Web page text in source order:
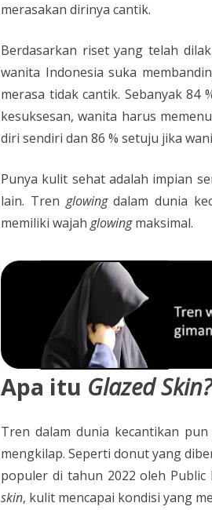
merasakan dirinya cantik.
Berdasarkan riset yang telah
wanita Indonesia suka
merasa tidak cantik. Sebanyak
kesuksesan, wanita harus
diri sendiri dan 86 % setuju jika
Punya kulit sehat adalah impian
lain. Tren glowingdalam dunia
memiliki wajah glowingmaksimal.
Apa itu Glazed Skin?
Tren dalam dunia kecantikan
mengkilap. Seperti donut yang
populer di tahun 2022 oleh
skin, kulit mencapai kondisi yang